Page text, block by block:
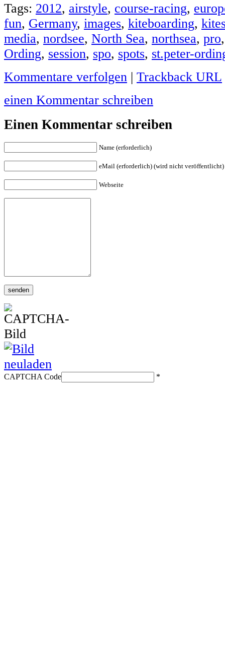
Tags: 2012, airstyle, course-racing,
fun, Germany, images, kiteboarding,
media, nordsee, North Sea, northsea, pro
Ording, session, spo, spots, st.peter-
Kommentare verfolgen | Trackback URL
einen Kommentar schreiben
Einen Kommentar schreiben
Name (erforderlich)
eMail (erforderlich) (wird nicht veröffentlicht)
Webseite
CAPTCHA Code *